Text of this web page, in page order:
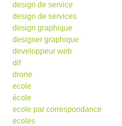
design de service
design de services
design graphique
designer graphique
developpeur web
dif
drone
ecole
école
ecole par correspondance
ecoles